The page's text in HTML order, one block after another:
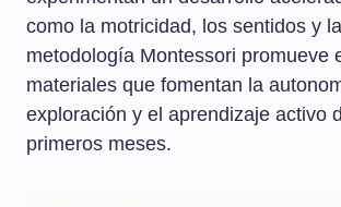
como la motricidad, los sentidos y
metodología Montessori promueve
materiales que fomentan la
exploración y el aprendizaje activo
primeros meses.